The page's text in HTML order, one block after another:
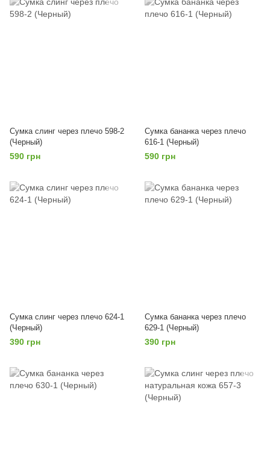
Сумка слинг через плечо 598-2
(Черный)
590 грн
Сумка бананка через плечо
616-1 (Черный)
590 грн
Сумка слинг через плечо 624-1
(Черный)
390 грн
Сумка бананка через плечо
629-1 (Черный)
390 грн